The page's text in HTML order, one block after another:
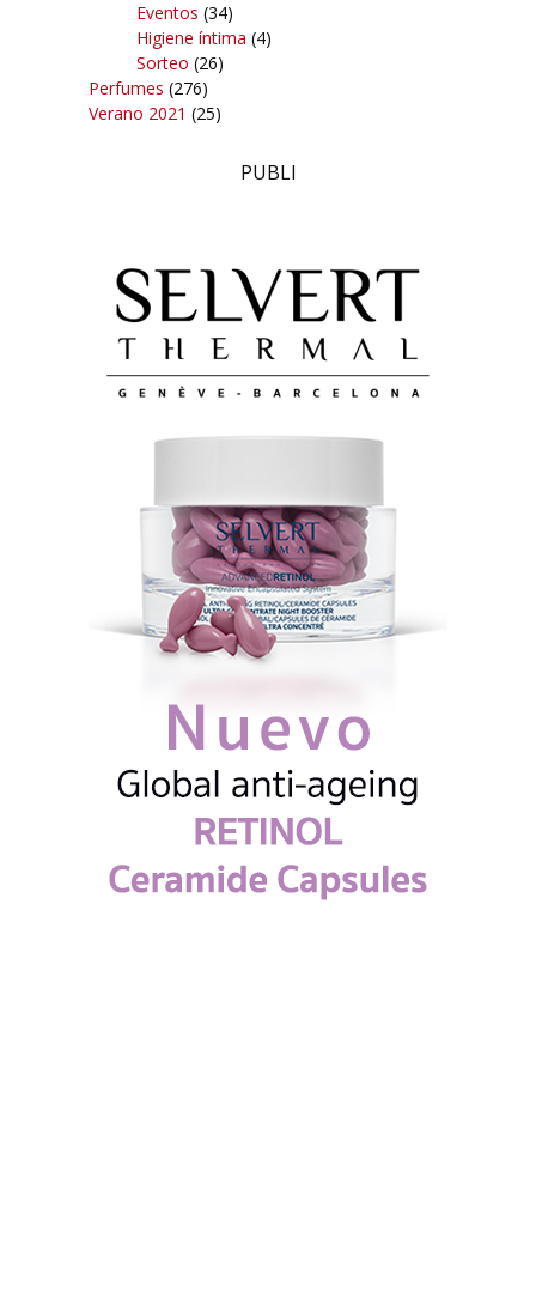
Eventos (34)
Higiene íntima (4)
Sorteo (26)
Perfumes (276)
Verano 2021 (25)
PUBLI